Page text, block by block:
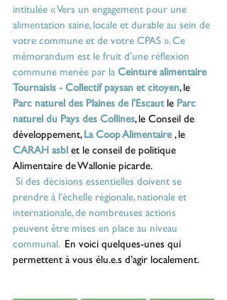
intitulée « Vers un engagement pour une
alimentation saine, locale et durable au sein de
votre commune et de votre CPAS ». Ce
mémorandum est le fruit d’une réflexion
commune menée par la Ceinture alimentaire
Tournaisis - Collectif paysan et citoyen, le
Parc naturel des Plaines de l'Escaut le Parc
naturel du Pays des Collines, le Conseil de
développement, La Coop Alimentaire , le
CARAH asbl et le conseil de politique
Alimentaire de Wallonie picarde.
Si des décisions essentielles doivent se
prendre à l’échelle régionale, nationale et
internationale, de nombreuses actions
peuvent être mises en place au niveau
communal. En voici quelques-unes qui
permettent à vous élu.e.s d’agir localement.